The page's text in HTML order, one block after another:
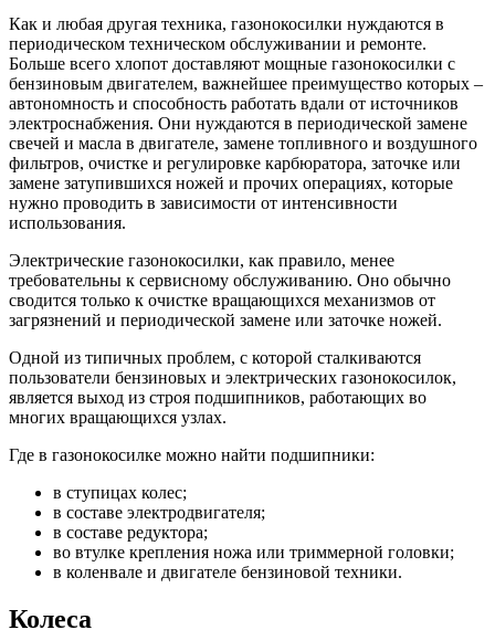
Как и любая другая техника, газонокосилки нуждаются в
периодическом техническом обслуживании и ремонте.
Больше всего хлопот доставляют мощные газонокосилки с
бензиновым двигателем, важнейшее преимущество которых –
автономность и способность работать вдали от источников
электроснабжения. Они нуждаются в периодической замене
свечей и масла в двигателе, замене топливного и воздушного
фильтров, очистке и регулировке карбюратора, заточке или
замене затупившихся ножей и прочих операциях, которые
нужно проводить в зависимости от интенсивности
использования.
Электрические газонокосилки, как правило, менее
требовательны к сервисному обслуживанию. Оно обычно
сводится только к очистке вращающихся механизмов от
загрязнений и периодической замене или заточке ножей.
Одной из типичных проблем, с которой сталкиваются
пользователи бензиновых и электрических газонокосилок,
является выход из строя подшипников, работающих во
многих вращающихся узлах.
Где в газонокосилке можно найти подшипники:
в ступицах колес;
в составе электродвигателя;
в составе редуктора;
во втулке крепления ножа или триммерной головки;
в коленвале и двигателе бензиновой техники.
Колеса